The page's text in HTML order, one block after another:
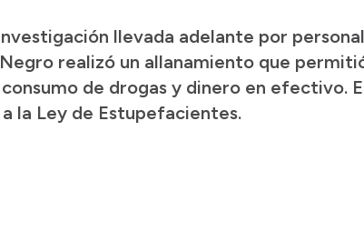
llevada adelante por
Negro realizó un allanamiento que
de drogas y dinero en efectivo.
la Ley de Estupefacientes.